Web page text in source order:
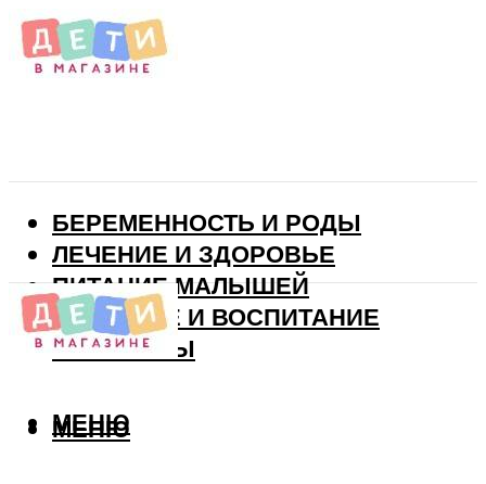
БЕРЕМЕННОСТЬ И РОДЫ
ЛЕЧЕНИЕ И ЗДОРОВЬЕ
ПИТАНИЕ МАЛЫШЕЙ
РАЗВИТИЕ И ВОСПИТАНИЕ
ВИТАМИНЫ
МЕНЮ
МЕНЮ